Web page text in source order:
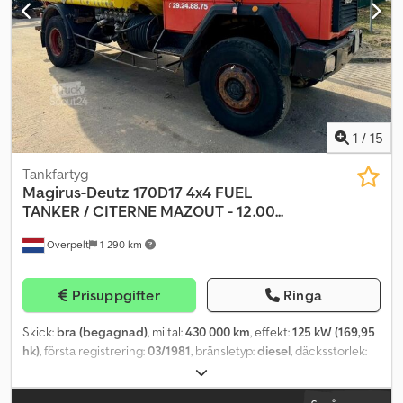
inklusive förare Dksdpfx Aexxmqqoc Usr Bromstyp:
Tryckluft/hydraulik, motorbroms Fordonet var i bruk som
drift-/fabrikbrandbil från 1997 till 2025. UPPGIFTER OM
UTRUSTNING UTAN GARANTI, med reservation för ändringar,
mellan­försäljning och fel!
1 / 15
Overpelt 1 290 km
Tankfartyg
Magirus-Deutz 170D17 4x4 FUEL
TANKER / CITERNE MAZOUT - 12.00...
Prisuppgifter Ringa
Skick: bra (begagnad), miltal:430 000 km, effekt:125 kW (169,95
hk), första registrering:03/1981, bränsletyp:diesel, däcksstorlek:
30 procent
bränsle:diesel, färg:annan, växeltyp:mekanisk, fjädring:stål, total